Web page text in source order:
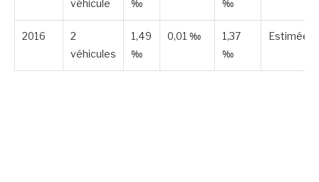
véhicule
‰
‰
2016
2
véhicules
1,49
‰
0,01 ‰
1,37
‰
Estimée